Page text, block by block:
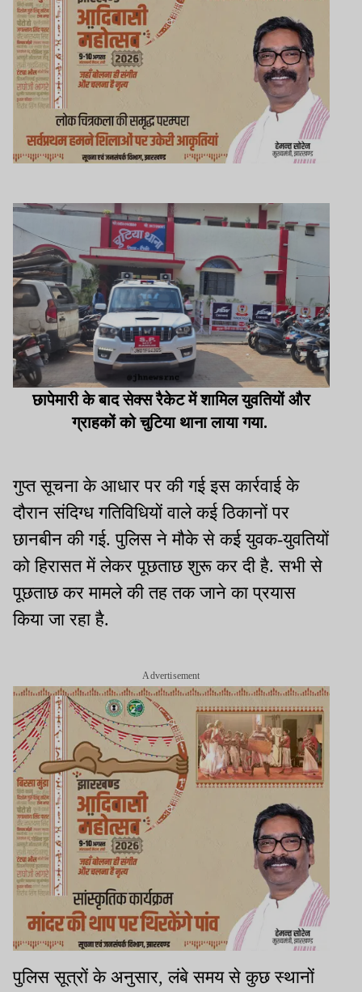
छापेमारी के बाद सेक्स रैकेट में शामिल युवतियों और
ग्राहकों को चुटिया थाना लाया गया.
गुप्त सूचना के आधार पर की गई इस कार्रवाई के
दौरान संदिग्ध गतिविधियों वाले कई ठिकानों पर
छानबीन की गई. पुलिस ने मौके से कई युवक-युवतियों
को हिरासत में लेकर पूछताछ शुरू कर दी है. सभी से
पूछताछ कर मामले की तह तक जाने का प्रयास
किया जा रहा है.
Advertisement
पुलिस सूत्रों के अनुसार, लंबे समय से कुछ स्थानों